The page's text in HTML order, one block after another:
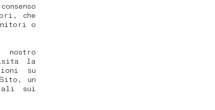
che
o
la
su
un
sui